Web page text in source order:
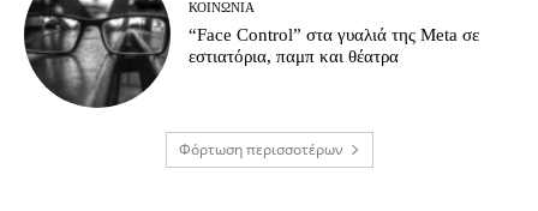
ΚΟΙΝΩΝΊΑ
“Face Control” στα γυαλιά της Meta σε
εστιατόρια, παμπ και θέατρα
Φόρτωση περισσοτέρων